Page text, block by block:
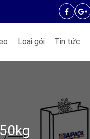
Loại gói Tin tức